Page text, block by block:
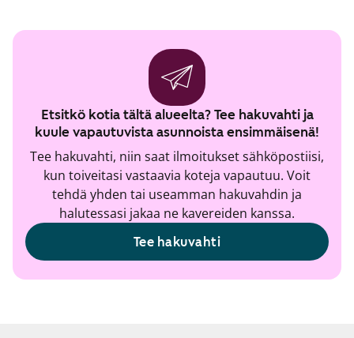
Etsitkö kotia tältä alueelta? Tee hakuvahti ja
kuule vapautuvista asunnoista ensimmäisenä!
Tee hakuvahti, niin saat ilmoitukset sähköpostiisi,
kun toiveitasi vastaavia koteja vapautuu. Voit
tehdä yhden tai useamman hakuvahdin ja
halutessasi jakaa ne kavereiden kanssa.
Tee hakuvahti